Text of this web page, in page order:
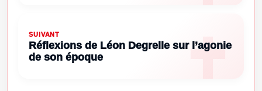
SUIVANT
Réflexions de Léon Degrelle sur l’agonie
de son époque